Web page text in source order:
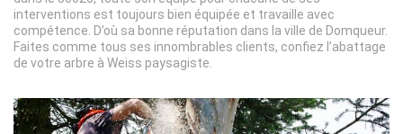
interventions est toujours bien équipée et travaille avec
compétence. D’où sa bonne réputation dans la ville de Domqueur.
Faites comme tous ses innombrables clients, confiez l’abattage
de votre arbre à Weiss paysagiste.